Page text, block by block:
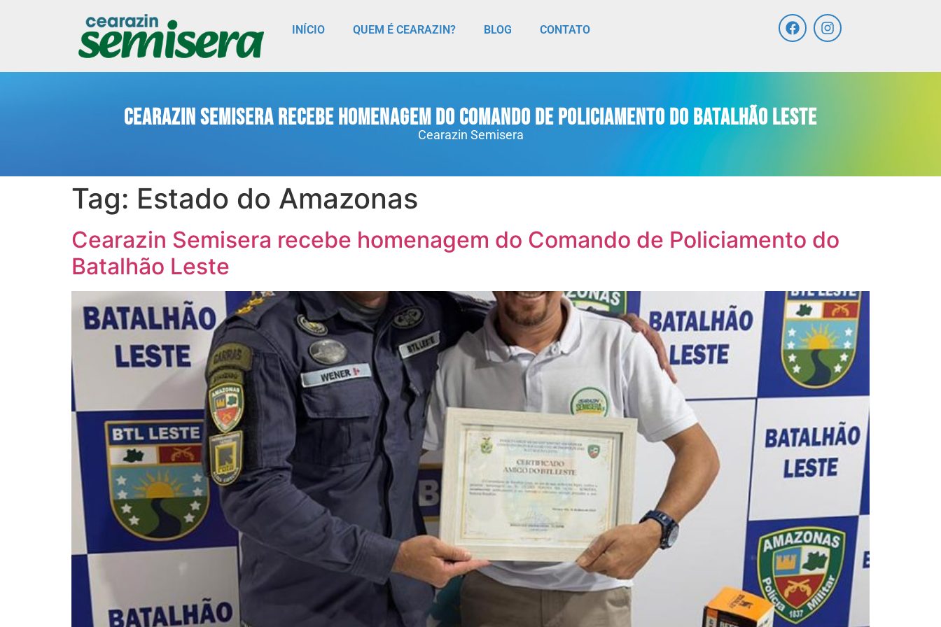
INÍCIO QUEM É CEARAZIN? BLOG CONTATO
Cearazin Semisera recebe homenagem do Comando de Policiamento do Batalhão Leste
Cearazin Semisera
Tag: Estado do Amazonas
Cearazin Semisera recebe homenagem do Comando de Policiamento do
Batalhão Leste